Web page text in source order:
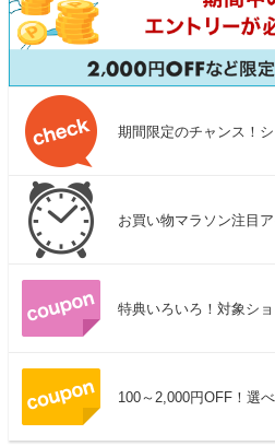
期間限定のチャンス！
お買い物マラソン注目
特典いろいろ！対象シ
100～2,000円OFF！選